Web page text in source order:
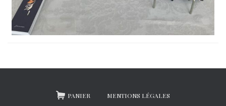
PANIER MENTIONS LÉGALES